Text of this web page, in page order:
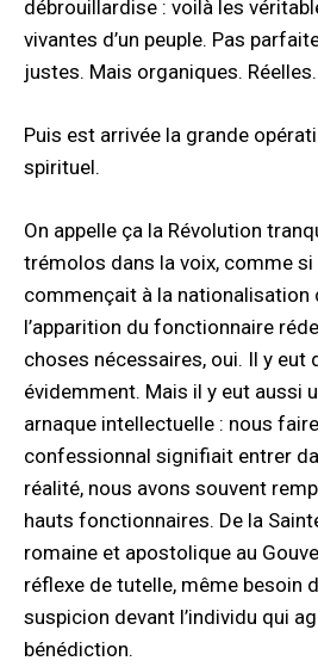
débrouillardise : voilà les
vivantes d’un peuple. Pas
justes. Mais organiques.
Puis est arrivée la grande
spirituel.
On appelle ça la Révolution
trémolos dans la voix, comme si
commençait à la nationalisation
l’apparition du fonctionnaire
choses nécessaires, oui. Il y eut
évidemment. Mais il y eut aussi
arnaque intellectuelle : nous
confessionnal signifiait entrer
réalité, nous avons souvent
hauts fonctionnaires. De la
romaine et apostolique au
réflexe de tutelle, même besoin
suspicion devant l’individu qui
bénédiction.